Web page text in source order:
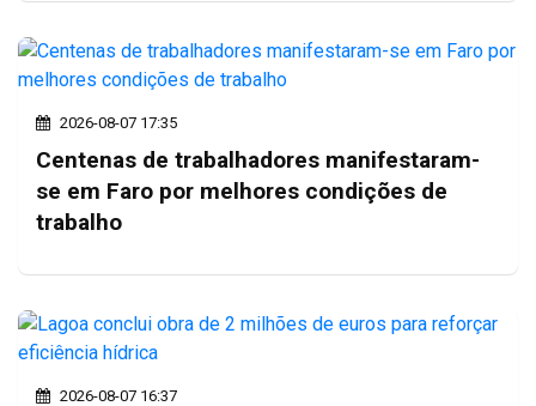
2026-08-07 17:35
Centenas de trabalhadores manifestaram-
se em Faro por melhores condições de
trabalho
2026-08-07 16:37